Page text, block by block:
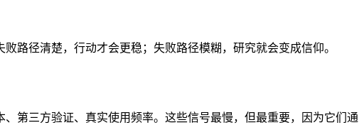
路径清楚，行动才会更稳；失败路径模糊，研究就会变成信仰。
第三方验证、真实使用频率。这些信号最慢，但最重要，因为它们通